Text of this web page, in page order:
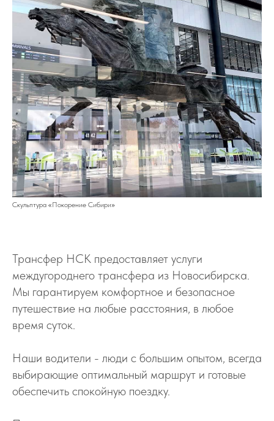
Скульптура «Покорение Сибири»
Трансфер НСК предоставляет услуги
междугороднего трансфера из Новосибирска.
Мы гарантируем комфортное и безопасное
путешествие на любые расстояния, в любое
время суток.
Наши водители - люди с большим опытом, всегда
выбирающие оптимальный маршрут и готовые
обеспечить спокойную поездку.